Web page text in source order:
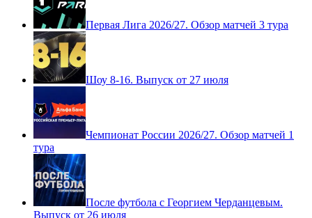
Первая Лига 2026/27. Обзор матчей 3 тура
Шоу 8-16. Выпуск от 27 июля
Чемпионат России 2026/27. Обзор матчей 1
тура
После футбола с Георгием Черданцевым.
Выпуск от 26 июля